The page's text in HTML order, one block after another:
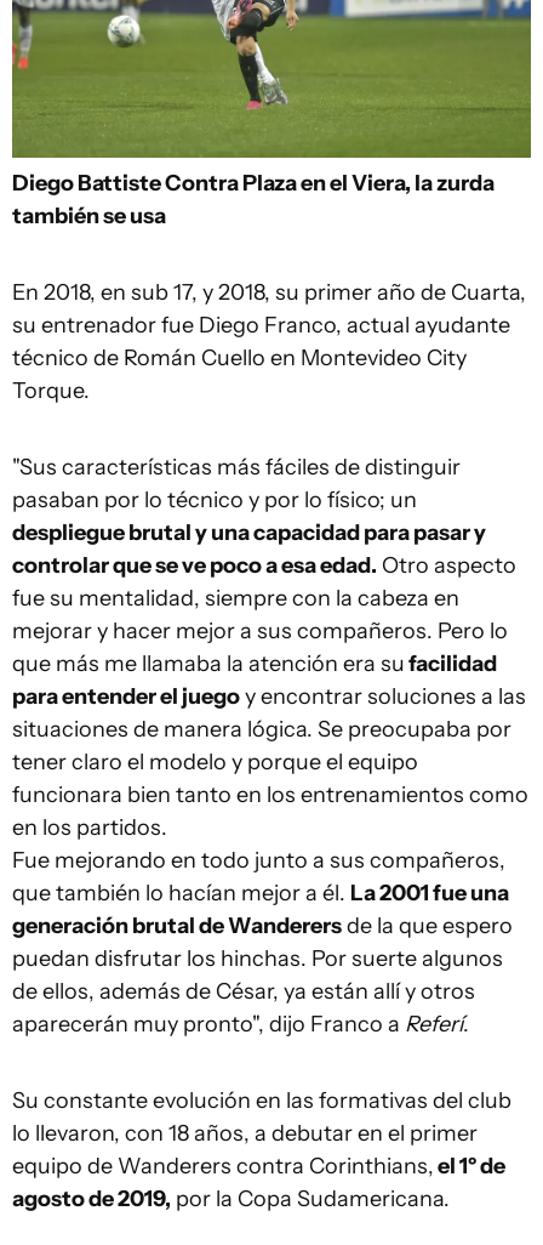
Diego BattisteContra Plaza en el Viera, la zurda
también se usa
En 2018, en sub 17, y 2018, su primer año de Cuarta,
su entrenador fue Diego Franco, actual ayudante
técnico de Román Cuello en Montevideo City
Torque.
"Sus características más fáciles de distinguir
pasaban por lo técnico y por lo físico; un
despliegue brutal y una capacidad para pasar y
controlar que se ve poco a esa edad. Otro aspecto
fue su mentalidad, siempre con la cabeza en
mejorar y hacer mejor a sus compañeros. Pero lo
que más me llamaba la atención era sufacilidad
para entender el juegoy encontrar soluciones a las
situaciones de manera lógica. Se preocupaba por
tener claro el modelo y porque el equipo
funcionara bien tanto en los entrenamientos como
en los partidos.
Fue mejorando en todo junto a sus compañeros,
que también lo hacían mejor a él. La 2001 fue una
generación brutal de Wanderersde la que espero
puedan disfrutar los hinchas. Por suerte algunos
de ellos, además de César, ya están allí y otros
aparecerán muy pronto", dijo Franco a Referí.
Su constante evolución en las formativas del club
lo llevaron, con 18 años, a debutar en el primer
equipo de Wanderers contra Corinthians,el 1º de
agosto de 2019, por la Copa Sudamericana.